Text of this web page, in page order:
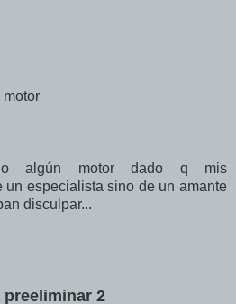
algún motor dado q mis
un especialista sino de un amante
disculpar...
preeliminar 2